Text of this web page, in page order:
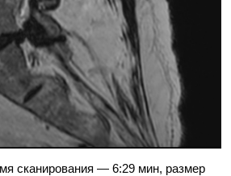
сканирования — 6:29 мин, размер